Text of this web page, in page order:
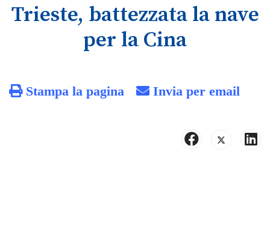
Trieste, battezzata la nave
per la Cina
Stampa la pagina Invia per email